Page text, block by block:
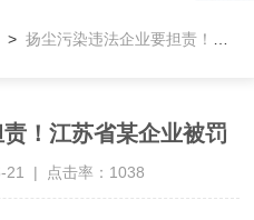
>扬尘污染违法企业要担责！江苏省某企业被罚
！江苏省某企业被罚
21 | 点击率：1038